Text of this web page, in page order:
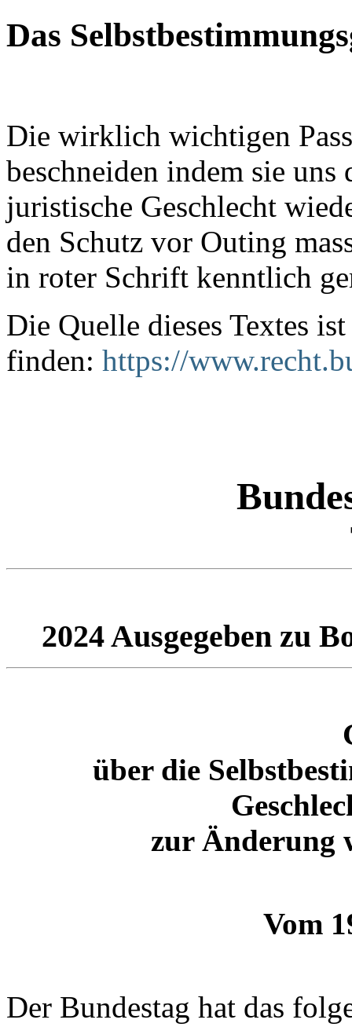
Das
Die wirklich wichtigen
beschneiden indem sie
juristische Geschlecht
den Schutz vor Outing
in roter Schrift kenntlich
Die Quelle dieses Textes
finden: https://
2024 Ausgegeben zu
über die
zur Änderung
Vom
Der Bundestag hat das